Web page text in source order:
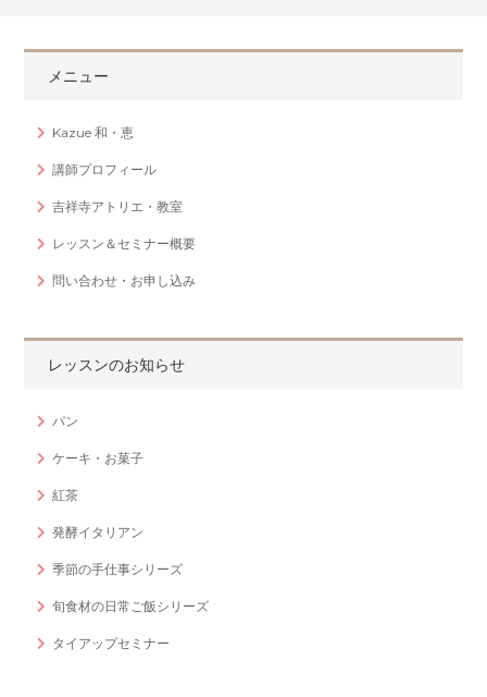
メニュー
Kazue 和・恵
講師プロフィール
吉祥寺アトリエ・教室
レッスン＆セミナー概要
問い合わせ・お申し込み
レッスンのお知らせ
パン
ケーキ・お菓子
紅茶
発酵イタリアン
季節の手仕事シリーズ
旬食材の日常ご飯シリーズ
タイアップセミナー